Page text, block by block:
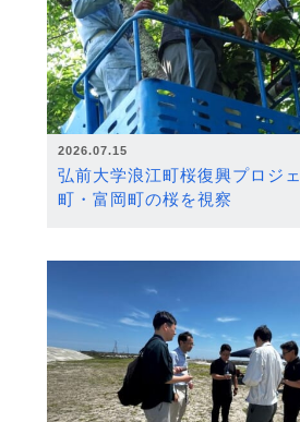
2026.07.15
弘前大学浪江町桜復興プロジ
町・富岡町の桜を視察